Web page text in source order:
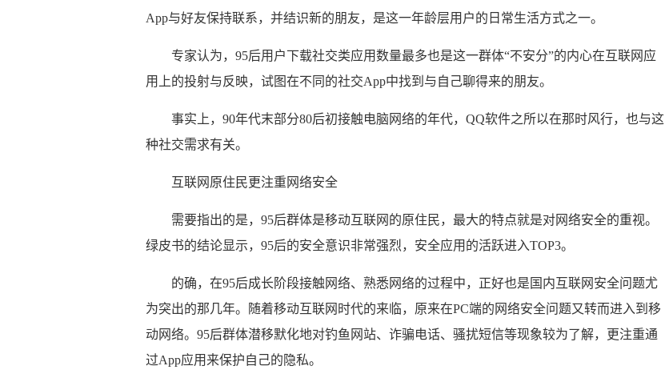
App与好友保持联系，并结识新的朋友，是这一年龄层用户的日常生活方式之一。
专家认为，95后用户下载社交类应用数量最多也是这一群体“不安分”的内心在互联网应
用上的投射与反映，试图在不同的社交App中找到与自己聊得来的朋友。
事实上，90年代末部分80后初接触电脑网络的年代，QQ软件之所以在那时风行，也与这
种社交需求有关。
互联网原住民更注重网络安全
需要指出的是，95后群体是移动互联网的原住民，最大的特点就是对网络安全的重视。
绿皮书的结论显示，95后的安全意识非常强烈，安全应用的活跃进入TOP3。
的确，在95后成长阶段接触网络、熟悉网络的过程中，正好也是国内互联网安全问题尤
为突出的那几年。随着移动互联网时代的来临，原来在PC端的网络安全问题又转而进入到移
动网络。95后群体潜移默化地对钓鱼网站、诈骗电话、骚扰短信等现象较为了解，更注重通
过App应用来保护自己的隐私。